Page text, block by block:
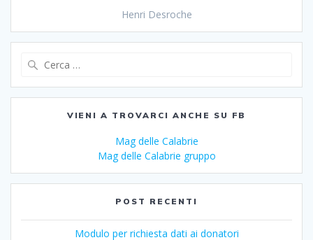
Henri Desroche
VIENI A TROVARCI ANCHE SU FB
Mag delle Calabrie
Mag delle Calabrie gruppo
POST RECENTI
Modulo per richiesta dati ai donatori